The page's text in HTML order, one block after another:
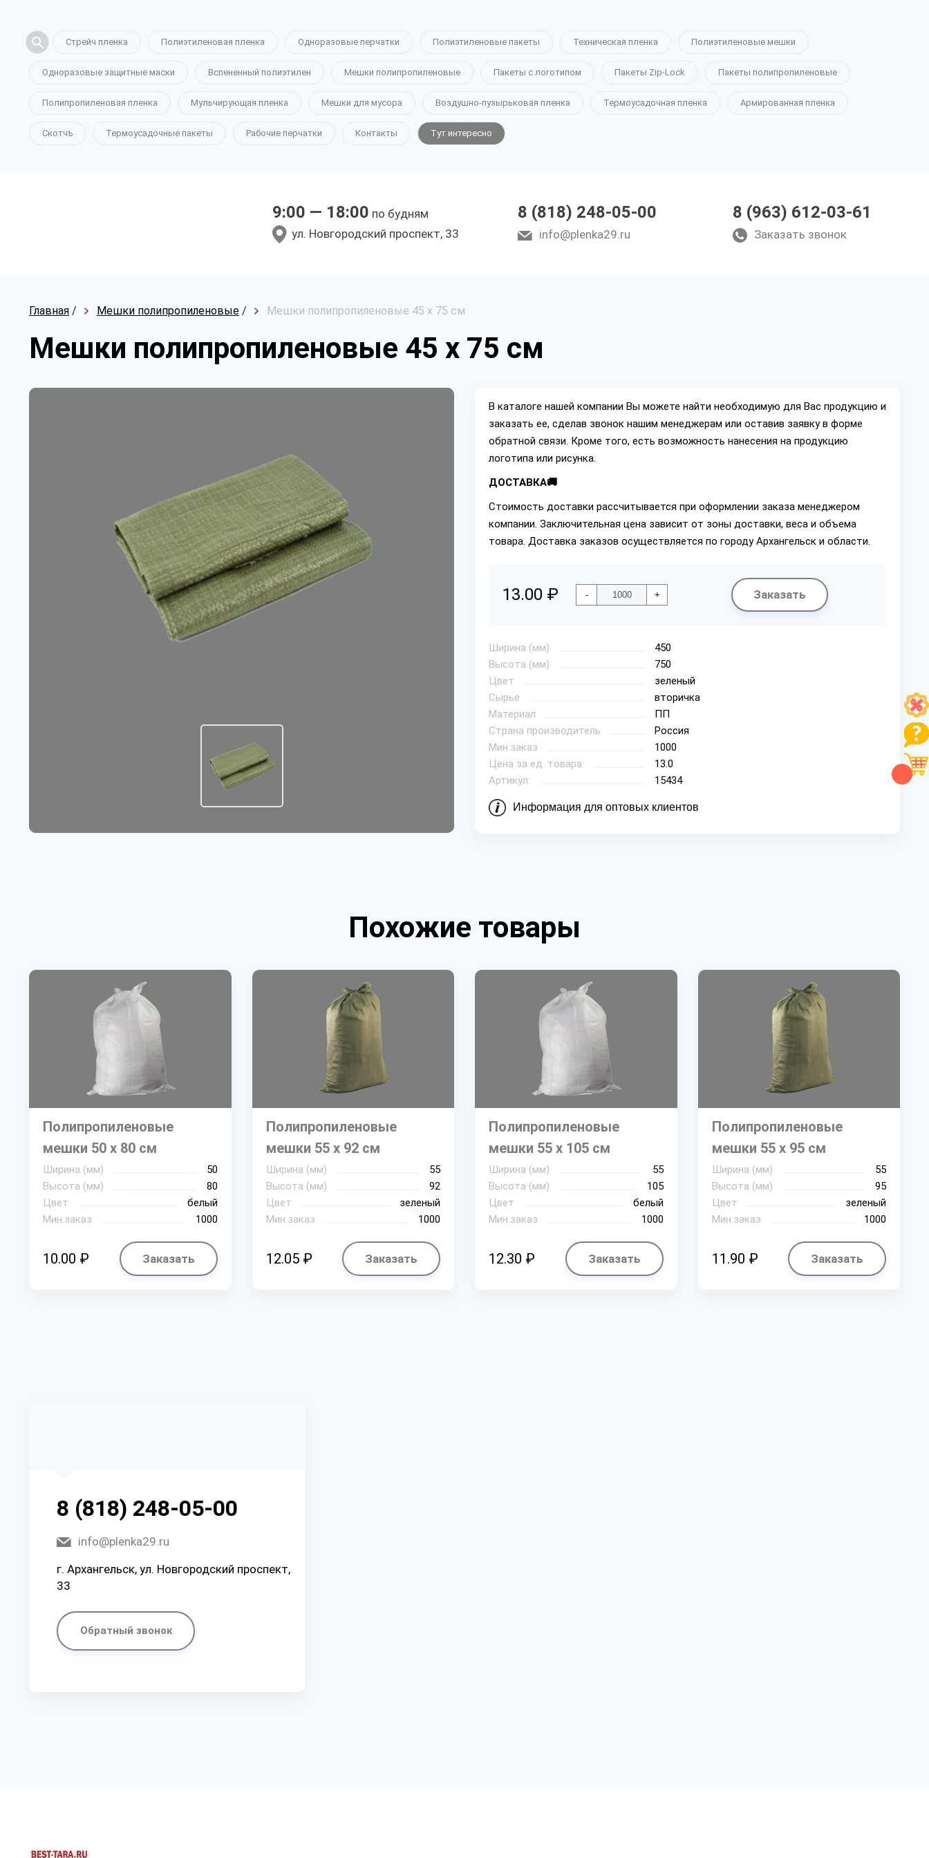
Стрейч пленка Полиэтиленовая пленка Одноразовые перчатки Полиэтиленовые пакеты Техническая пленка Полиэтиленовые мешки
Одноразовые защитные маски Вспененный полиэтилен Мешки полипропиленовые Пакеты с логотипом Пакеты Zip-Lock Пакеты полипропиленовые
Полипропиленовая пленка Мульчирующая пленка Мешки для мусора Воздушно-пузырьковая пленка Термоусадочная пленка Армированная пленка
Скотчъ Термоусадочные пакеты Рабочие перчатки Контакты Тут интересно
9:00 — 18:00 по будням
ул. Новгородский проспект, 33
8 (818) 248-05-00
info@plenka29.ru
8 (963) 612-03-61
Заказать звонок
Главная / Мешки полипропиленовые / Мешки полипропиленовые 45 х 75 см
Мешки полипропиленовые 45 х 75 см
В каталоге нашей компании Вы можете найти необходимую для Вас продукцию и
заказать ее, сделав звонок нашим менеджерам или оставив заявку в форме
обратной связи. Кроме того, есть возможность нанесения на продукцию
логотипа или рисунка.
ДОСТАВКА🚚
Стоимость доставки рассчитывается при оформлении заказа менеджером
компании. Заключительная цена зависит от зоны доставки, веса и объема
товара. Доставка заказов осуществляется по городу Архангельск и области.
13.00 ₽ - + Заказать
Ширина (мм)
450
Высота (мм)
750
Цвет
зеленый
Сырье
вторичка
Материал
ПП
Страна производитель
Россия
Мин.заказ
1000
Цена за ед. товара:
13.0
Артикул:
15434
Информация для оптовых клиентов
Похожие товары
Полипропиленовые
мешки 50 х 80 см
Ширина (мм)
50
Высота (мм)
80
Цвет
белый
Мин.заказ
1000
10.00 ₽ Заказать
Полипропиленовые
мешки 55 х 92 см
Ширина (мм)
55
Высота (мм)
92
Цвет
зеленый
Мин.заказ
1000
12.05 ₽ Заказать
Полипропиленовые
мешки 55 х 105 см
Ширина (мм)
55
Высота (мм)
105
Цвет
белый
Мин.заказ
1000
12.30 ₽ Заказать
Полипропиленовые
мешки 55 х 95 см
Ширина (мм)
55
Высота (мм)
95
Цвет
зеленый
Мин.заказ
1000
11.90 ₽ Заказать
8 (818) 248-05-00
info@plenka29.ru
г. Архангельск, ул. Новгородский проспект,
33
Обратный звонок